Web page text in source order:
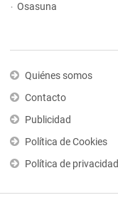
Osasuna
Quiénes somos
Contacto
Publicidad
Política de Cookies
Política de privacidad